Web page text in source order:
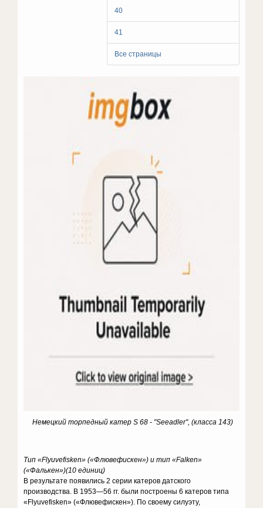
40
41
Все страницы
Немецкий торпедный катер S 68 - "Seeadler", (класса 143)
Тип «Flyuvefisken» («Флювефискен») и тип «Falken»
(«Фалькен»)(10 единиц)
В результате появились 2 серии катеров датского
производства. В 1953—56 гг. были построены 6 катеров типа
«Flyuvefisken» («Флювефискен»). По своему силуэту,